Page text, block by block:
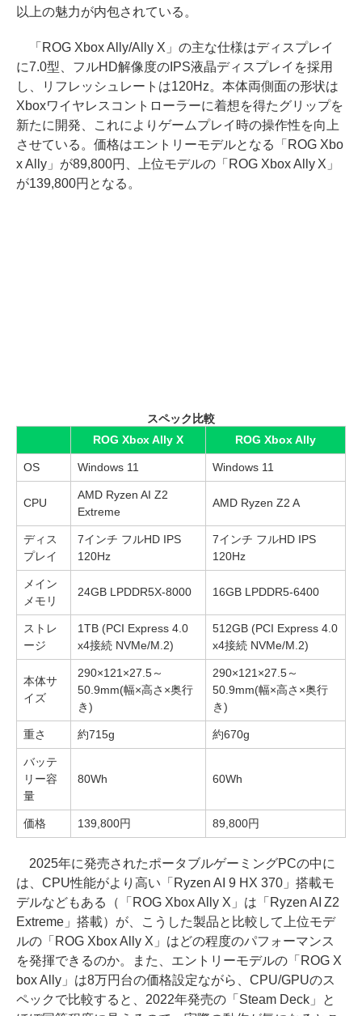
以上の魅力が内包されている。
「ROG Xbox Ally/Ally X」の主な仕様はディスプレイ
に7.0型、フルHD解像度のIPS液晶ディスプレイを採用
し、リフレッシュレートは120Hz。本体両側面の形状は
Xboxワイヤレスコントローラーに着想を得たグリップを
新たに開発、これによりゲームプレイ時の操作性を向上
させている。価格はエントリーモデルとなる「ROG Xbo
x Ally」が89,800円、上位モデルの「ROG Xbox Ally X」
が139,800円となる。
スペック比較
ROG Xbox Ally X
ROG Xbox Ally
OS Windows 11 Windows 11
CPU
AMD Ryzen AI Z2
Extreme
AMD Ryzen Z2 A
ディス
プレイ
7インチ フルHD IPS
120Hz
7インチ フルHD IPS
120Hz
メイン
メモリ
24GB LPDDR5X-8000 16GB LPDDR5-6400
ストレ
ージ
1TB (PCI Express 4.0
x4接続 NVMe/M.2)
512GB (PCI Express 4.0
x4接続 NVMe/M.2)
本体サ
イズ
290×121×27.5～
50.9mm(幅×高さ×奥行
き)
290×121×27.5～
50.9mm(幅×高さ×奥行
き)
重さ 約715g 約670g
バッテ
リー容
量
80Wh 60Wh
価格 139,800円 89,800円
2025年に発売されたポータブルゲーミングPCの中に
は、CPU性能がより高い「Ryzen AI 9 HX 370」搭載モ
デルなどもある（「ROG Xbox Ally X」は「Ryzen AI Z2
Extreme」搭載）が、こうした製品と比較して上位モデ
ルの「ROG Xbox Ally X」はどの程度のパフォーマンス
を発揮できるのか。また、エントリーモデルの「ROG X
box Ally」は8万円台の価格設定ながら、CPU/GPUのス
ペックで比較すると、2022年発売の「Steam Deck」と